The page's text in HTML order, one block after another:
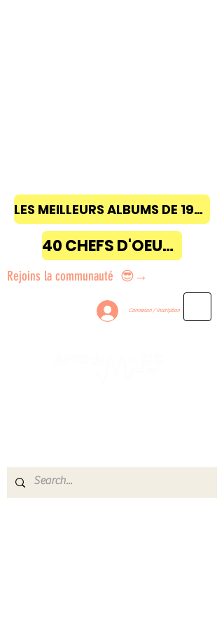
LES MEILLEURS ALBUMS DE 1968 à 2018
40 CHEFS D'OEUVRE
Rejoins la communauté 😎→
Connexion / Inscription